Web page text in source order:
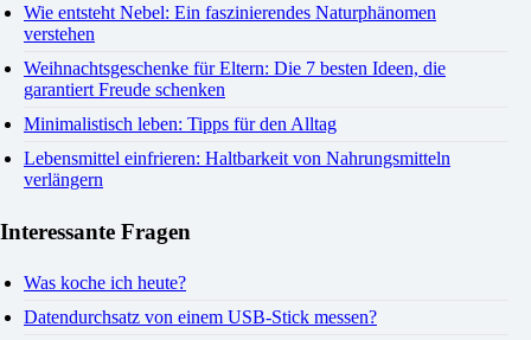
Wie entsteht Nebel: Ein faszinierendes Naturphänomen
verstehen
Weihnachtsgeschenke für Eltern: Die 7 besten Ideen, die
garantiert Freude schenken
Minimalistisch leben: Tipps für den Alltag
Lebensmittel einfrieren: Haltbarkeit von Nahrungsmitteln
verlängern
Interessante Fragen
Was koche ich heute?
Datendurchsatz von einem USB-Stick messen?